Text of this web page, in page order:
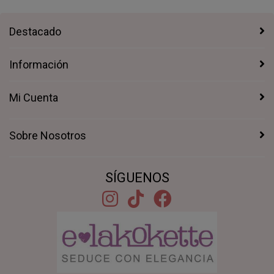
Destacado
Información
Mi Cuenta
Sobre Nosotros
SÍGUENOS